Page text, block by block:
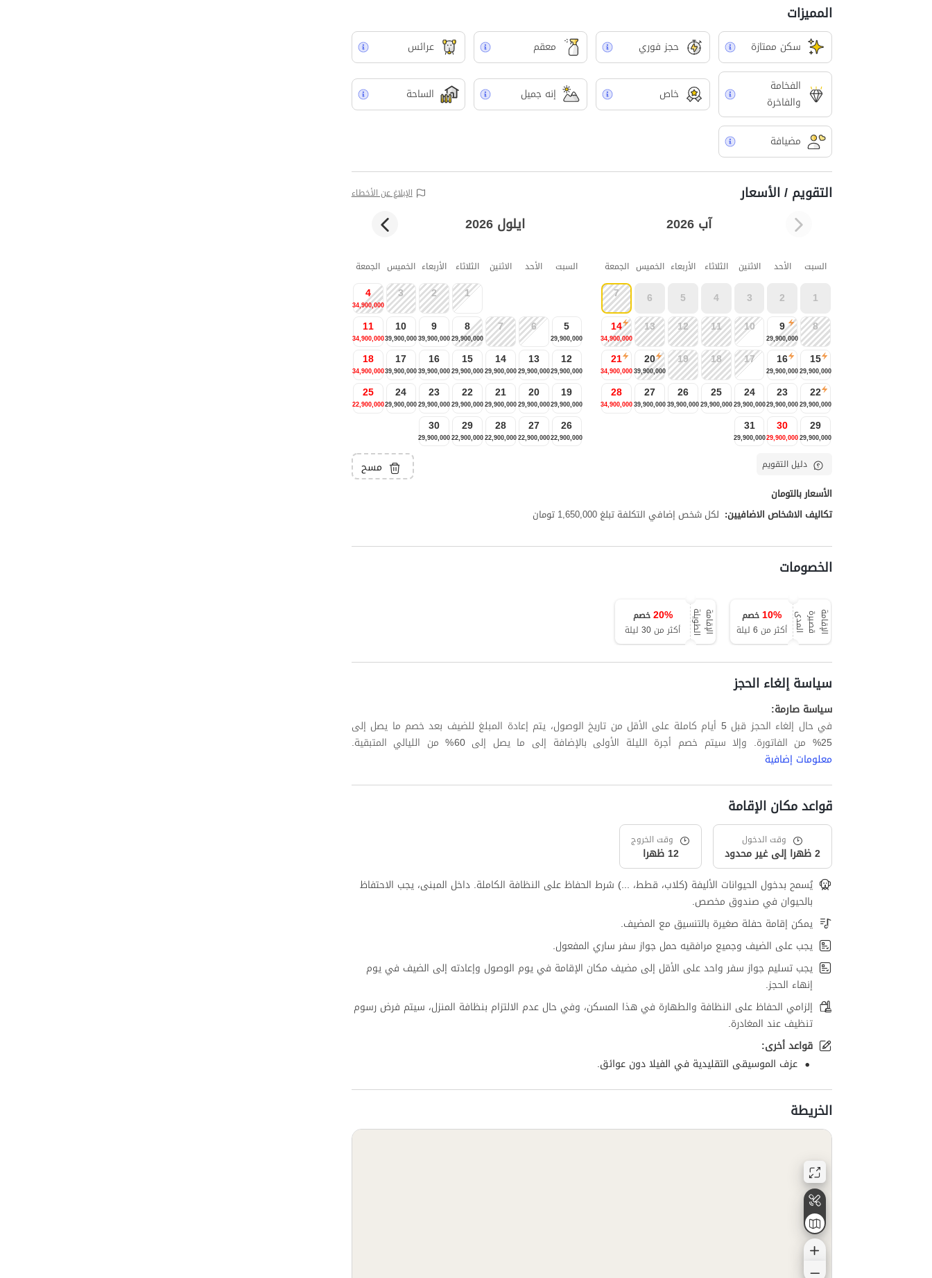
المميزات
سکن ممتازة حجز فوري معقم عرائس
الفخامة
والفاخرة
خاص إنه جميل الساحة
مضيافة
التقويم / الأسعار الإبلاغ عن الأخطاء
آب 2026 ايلول 2026
السبت الأحد الاثنين الثلاثاء الأربعاء الخميس الجمعة
1
2
3
4
5
6
7
8
9
29,900,000
10
11
12
13
14
34,900,000
15
29,900,000
16
29,900,000
17
18
19
20
39,900,000
21
34,900,000
22
29,900,000
23
29,900,000
24
29,900,000
25
29,900,000
26
39,900,000
27
39,900,000
28
34,900,000
29
29,900,000
30
29,900,000
31
29,900,000
السبت الأحد الاثنين الثلاثاء الأربعاء الخميس الجمعة
1
2
3
4
34,900,000
5
29,900,000
6
7
8
29,900,000
9
39,900,000
10
39,900,000
11
34,900,000
12
29,900,000
13
29,900,000
14
29,900,000
15
29,900,000
16
39,900,000
17
39,900,000
18
34,900,000
19
29,900,000
20
29,900,000
21
29,900,000
22
29,900,000
23
29,900,000
24
29,900,000
25
22,900,000
26
22,900,000
27
22,900,000
28
22,900,000
29
22,900,000
30
29,900,000
دليل التقويم مسح
الأسعار بالتومان
تكاليف الاشخاص الاضافيين: لكل شخص إضافي التكلفة تبلغ 1,650,000 تومان
الخصومات
ا
ل
إ
ق
ا
م
ة
ق
ص
ي
ر
ة
ا
ل
م
د ى 10%
خصم
أكثر من 6 ليلة
ا
ل
إ
ق
ا
م
ة
ا
ل
ط
و
ي
لة 20%
خصم
أكثر من 30 ليلة
سياسة إلغاء الحجز
سياسة صارمة:
في حال إلغاء الحجز قبل 5 أيام كاملة على الأقل من تاريخ الوصول، يتم إعادة المبلغ للضيف بعد خصم ما يصل إلى
25% من الفاتورة. وإلا سيتم خصم أجرة الليلة الأولى بالإضافة إلى ما يصل إلى 60% من الليالي المتبقية.
معلومات إضافية
قواعد مكان الإقامة
وقت الدخول
2 ظهرا إلى غير محدود
وقت الخروج
12 ظهرا
يُسمح بدخول الحيوانات الأليفة (كلاب، قطط، ...) شرط الحفاظ على النظافة الكاملة. داخل المبنى، يجب الاحتفاظ
بالحيوان في صندوق مخصص.
يمكن إقامة حفلة صغيرة بالتنسيق مع المضيف.
يجب على الضيف وجميع مرافقيه حمل جواز سفر ساري المفعول.
يجب تسليم جواز سفر واحد على الأقل إلى مضيف مكان الإقامة في يوم الوصول وإعادته إلى الضيف في يوم
إنهاء الحجز.
إلزامي الحفاظ على النظافة والطهارة في هذا المسكن، وفي حال عدم الالتزام بنظافة المنزل، سيتم فرض رسوم
تنظيف عند المغادرة.
قواعد أخرى:
عزف الموسيقى التقليدية في الفيلا دون عوائق.
الخريطة